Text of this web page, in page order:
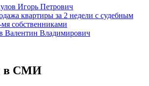
Игорь Петрович
квартиры за 2 недели с судебным
собственниками
Валентин Владимирович
в СМИ